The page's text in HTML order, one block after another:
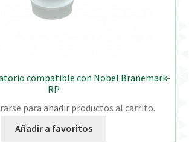
compatible con Nobel Branemark-
RP
para añadir productos al carrito.
Añadir a favoritos